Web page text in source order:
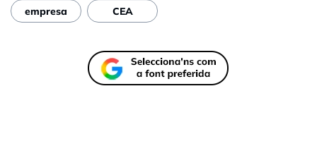
empresa CEA